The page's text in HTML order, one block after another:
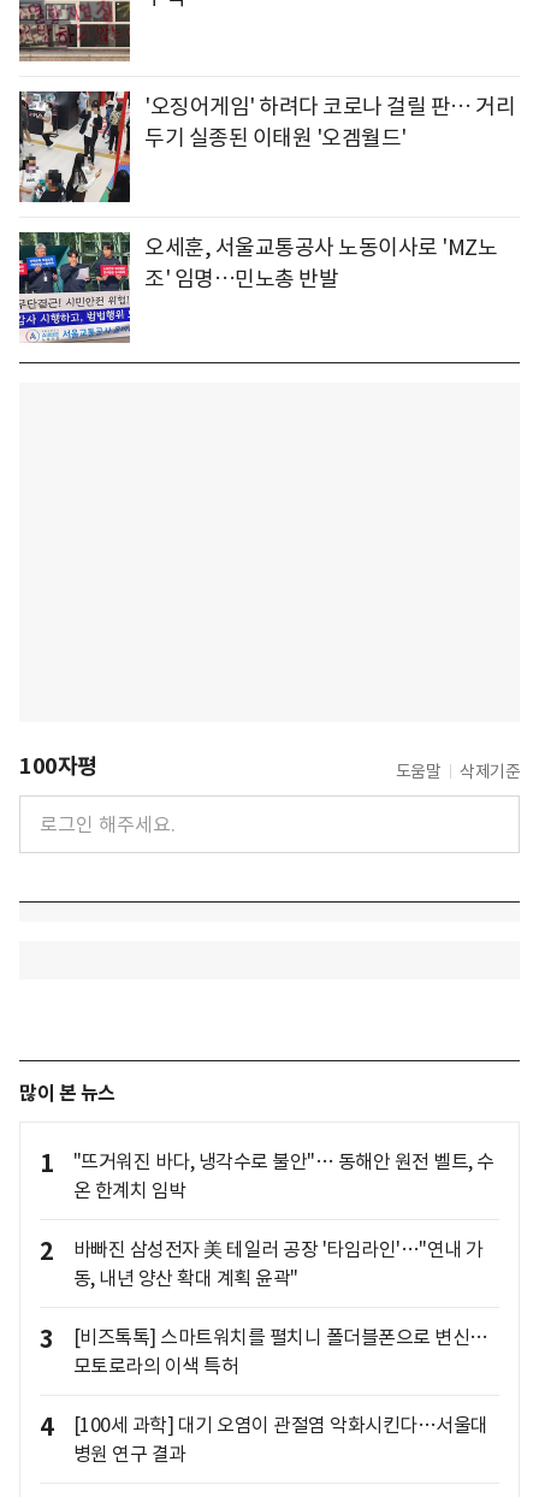
'오징어게임' 하려다 코로나 걸릴 판… 거리
두기 실종된 이태원 '오겜월드'
오세훈, 서울교통공사 노동이사로 'MZ노
조' 임명…민노총 반발
100자평 도움말 삭제기준
많이 본 뉴스
1
"뜨거워진 바다, 냉각수로 불안"… 동해안 원전 벨트, 수
온 한계치 임박
2
바빠진 삼성전자 美 테일러 공장 '타임라인'…"연내 가
동, 내년 양산 확대 계획 윤곽"
3
[비즈톡톡] 스마트워치를 펼치니 폴더블폰으로 변신…
모토로라의 이색 특허
4
[100세 과학] 대기 오염이 관절염 악화시킨다…서울대
병원 연구 결과